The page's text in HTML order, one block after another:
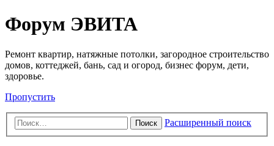
Регистрация
Форум ЭВИТА
Ремонт квартир, натяжные потолки, загородное строительство
домов, коттеджей, бань, сад и огород, бизнес форум, дети,
здоровье.
Пропустить
Поиск Расширенный поиск